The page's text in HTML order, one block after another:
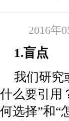
2016年
1.盲点
我们研究
什么要引用
何选择”和“